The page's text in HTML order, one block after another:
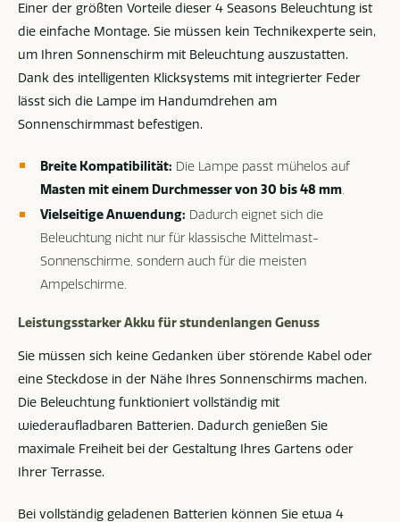
Einer der größten Vorteile dieser 4 Seasons Beleuchtung ist
die einfache Montage. Sie müssen kein Technikexperte sein,
um Ihren Sonnenschirm mit Beleuchtung auszustatten.
Dank des intelligenten Klicksystems mit integrierter Feder
lässt sich die Lampe im Handumdrehen am
Sonnenschirmmast befestigen.
Breite Kompatibilität: Die Lampe passt mühelos auf
Masten mit einem Durchmesser von 30 bis 48 mm.
Vielseitige Anwendung: Dadurch eignet sich die
Beleuchtung nicht nur für klassische Mittelmast-
Sonnenschirme, sondern auch für die meisten
Ampelschirme.
Leistungsstarker Akku für stundenlangen Genuss
Sie müssen sich keine Gedanken über störende Kabel oder
eine Steckdose in der Nähe Ihres Sonnenschirms machen.
Die Beleuchtung funktioniert vollständig mit
wiederaufladbaren Batterien. Dadurch genießen Sie
maximale Freiheit bei der Gestaltung Ihres Gartens oder
Ihrer Terrasse.
Bei vollständig geladenen Batterien können Sie etwa 4